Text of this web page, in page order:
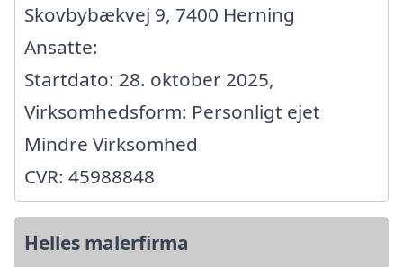
Skovbybækvej 9, 7400 Herning
Ansatte:
Startdato: 28. oktober 2025,
Virksomhedsform: Personligt ejet
Mindre Virksomhed
CVR: 45988848
Helles malerfirma